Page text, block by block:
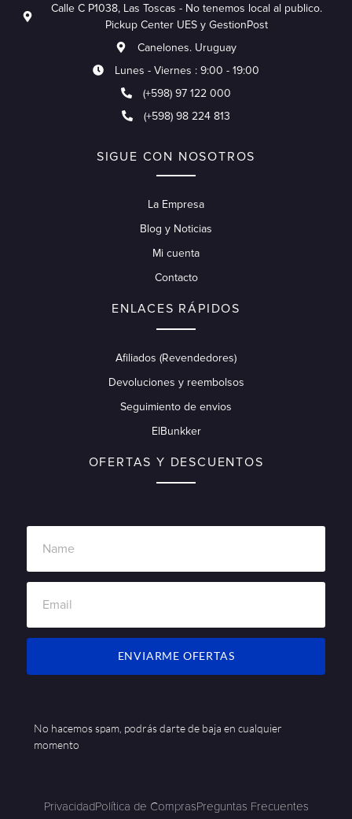
Calle C P1038, Las Toscas - No tenemos local al publico.
Pickup Center UES y GestionPost
Canelones. Uruguay
Lunes - Viernes : 9:00 - 19:00
(+598) 97 122 000
(+598) 98 224 813
SIGUE CON NOSOTROS
La Empresa
Blog y Noticias
Mi cuenta
Contacto
ENLACES RÁPIDOS
Afiliados (Revendedores)
Devoluciones y reembolsos
Seguimiento de envios
ElBunkker
OFERTAS Y DESCUENTOS
ENVIARME OFERTAS
No hacemos spam, podrás darte de baja en cualquier
momento
PrivacidadPolítica de ComprasPreguntas Frecuentes